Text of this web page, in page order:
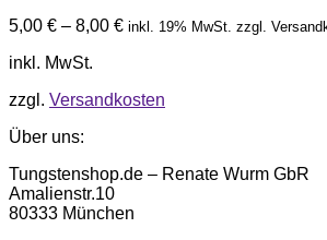
5,00 € – 8,00 € inkl. 19% MwSt. zzgl.
inkl. MwSt.
zzgl. Versandkosten
Über uns:
Tungstenshop.de – Renate Wurm GbR
Amalienstr.10
80333 München